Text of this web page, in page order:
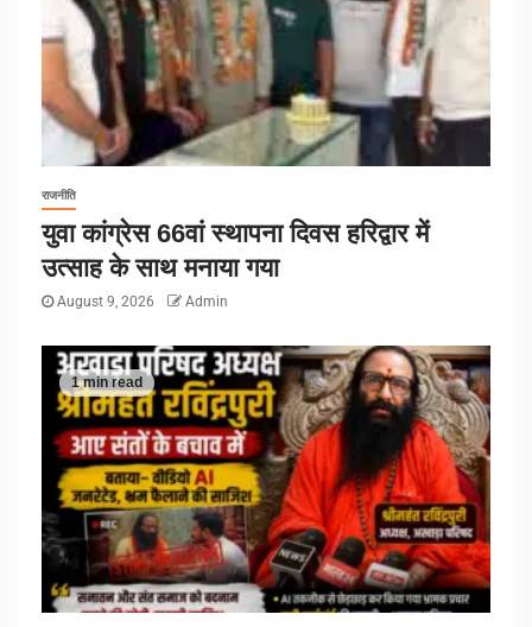
राजनीति
युवा कांग्रेस 66वां स्थापना दिवस हरिद्वार में
उत्साह के साथ मनाया गया
August 9, 2026 Admin
1 min read